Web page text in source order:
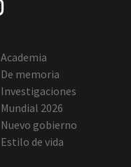
Academia
De memoria
Investigaciones
Mundial 2026
Nuevo gobierno
Estilo de vida